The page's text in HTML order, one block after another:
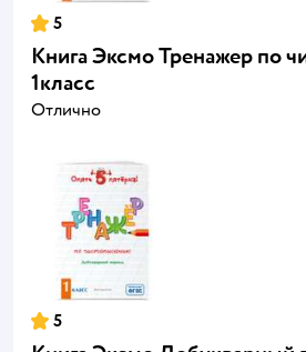
5
Книга Эксмо Тренажер по
1класс
Отлично
5